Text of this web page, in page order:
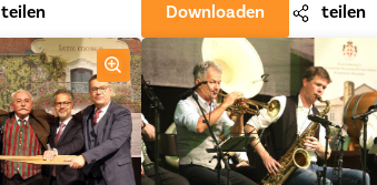
teilen Downloaden teilen